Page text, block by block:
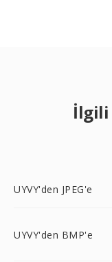
İlgili
UYVY'den JPEG'e
UYVY'den BMP'e